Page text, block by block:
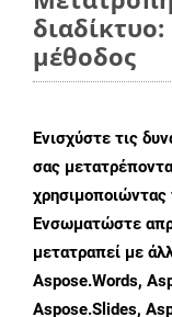
μέθοδος
Ενισχύστε τις
σας
Ενσωματώστε
μετατραπεί με
Aspose.Words,
Aspose.Slides,